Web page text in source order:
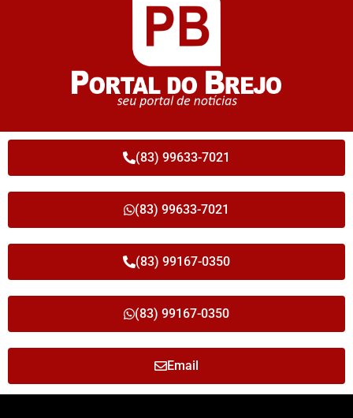
(83) 99633-7021
(83) 99633-7021
(83) 99167-0350
(83) 99167-0350
Email